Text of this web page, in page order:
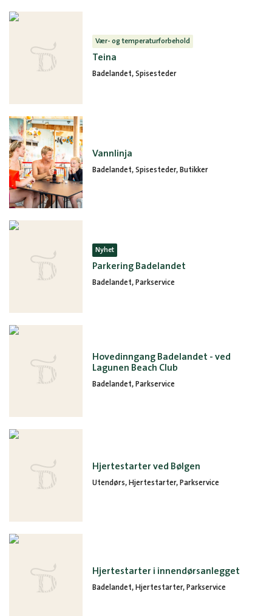
Vær- og temperaturforbehold
Teina
Badelandet, Spisesteder
Vannlinja
Badelandet, Spisesteder, Butikker
Nyhet
Parkering Badelandet
Badelandet, Parkservice
Hovedinngang Badelandet - ved
Lagunen Beach Club
Badelandet, Parkservice
Hjertestarter ved Bølgen
Utendørs, Hjertestarter, Parkservice
Hjertestarter i innendørsanlegget
Badelandet, Hjertestarter, Parkservice